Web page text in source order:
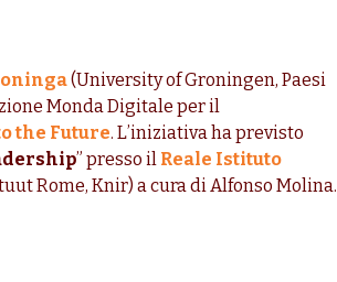
(University of Groningen, Paesi
Monda Digitale per il
the Future. L’iniziativa ha previsto
” presso il Reale Istituto
Rome, Knir) a cura di Alfonso Molina.